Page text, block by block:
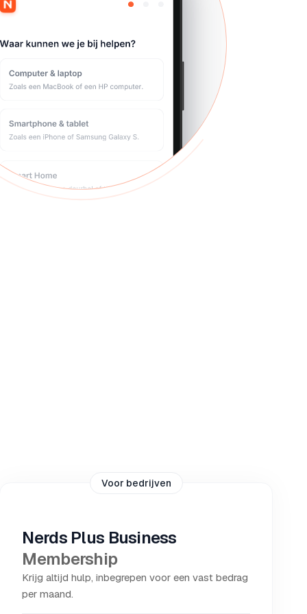
Nerds Plus Business
Membership
Krijg altijd hulp, inbegrepen voor een vast bedrag
per maand.
Voor bedrijven